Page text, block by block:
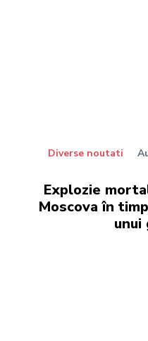
Diverse noutati
Explozie
Moscova în
unui